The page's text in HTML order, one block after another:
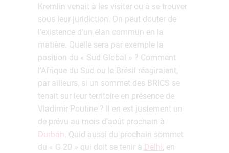
Kremlin venait à les visiter ou à se trouver
sous leur juridiction. On peut douter de
l’existence d’un élan commun en la
matière. Quelle sera par exemple la
position du « Sud Global » ? Comment
l’Afrique du Sud ou le Brésil réagiraient,
par ailleurs, si un sommet des BRICS se
tenait sur leur territoire en présence de
Vladimir Poutine ? Il en est justement un
de prévu au mois d’août prochain à
Durban. Quid aussi du prochain sommet
du « G 20 » qui doit se tenir à Delhi, en